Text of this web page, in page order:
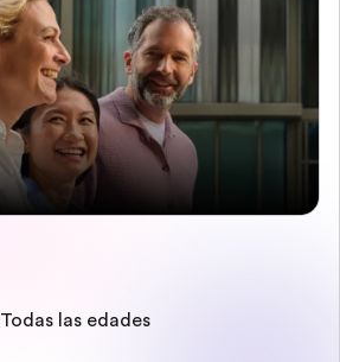
Todas las edades